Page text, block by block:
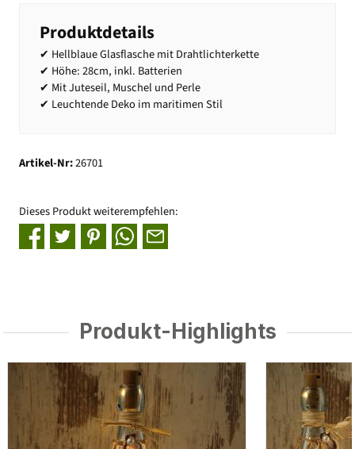
Produktdetails
✔ Hellblaue Glasflasche mit Drahtlichterkette
✔ Höhe: 28cm, inkl. Batterien
✔ Mit Juteseil, Muschel und Perle
✔ Leuchtende Deko im maritimen Stil
Artikel-Nr:26701
Dieses Produkt weiterempfehlen:
Produkt-Highlights